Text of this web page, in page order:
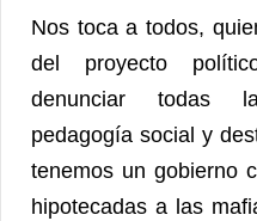
Nos toca a todos,
del proyecto
denunciar todas
pedagogía social y
tenemos un gobierno
hipotecadas a las